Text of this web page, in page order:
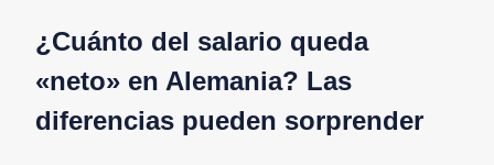
¿Cuánto del salario queda
«neto» en Alemania? Las
diferencias pueden sorprender